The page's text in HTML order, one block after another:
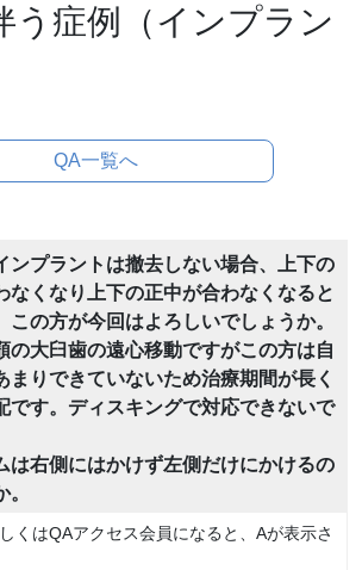
う症例（インプラン
QA一覧へ
ンプラントは撤去しない場合、上下の
なくなり上下の正中が合わなくなると
この方が今回はよろしいでしょうか。
の大臼歯の遠心移動ですがこの方は自
まりできていないため治療期間が長く
です。ディスキングで対応できないで
は右側にはかけず左側だけにかけるの
くはQAアクセス会員になると、Aが表示さ